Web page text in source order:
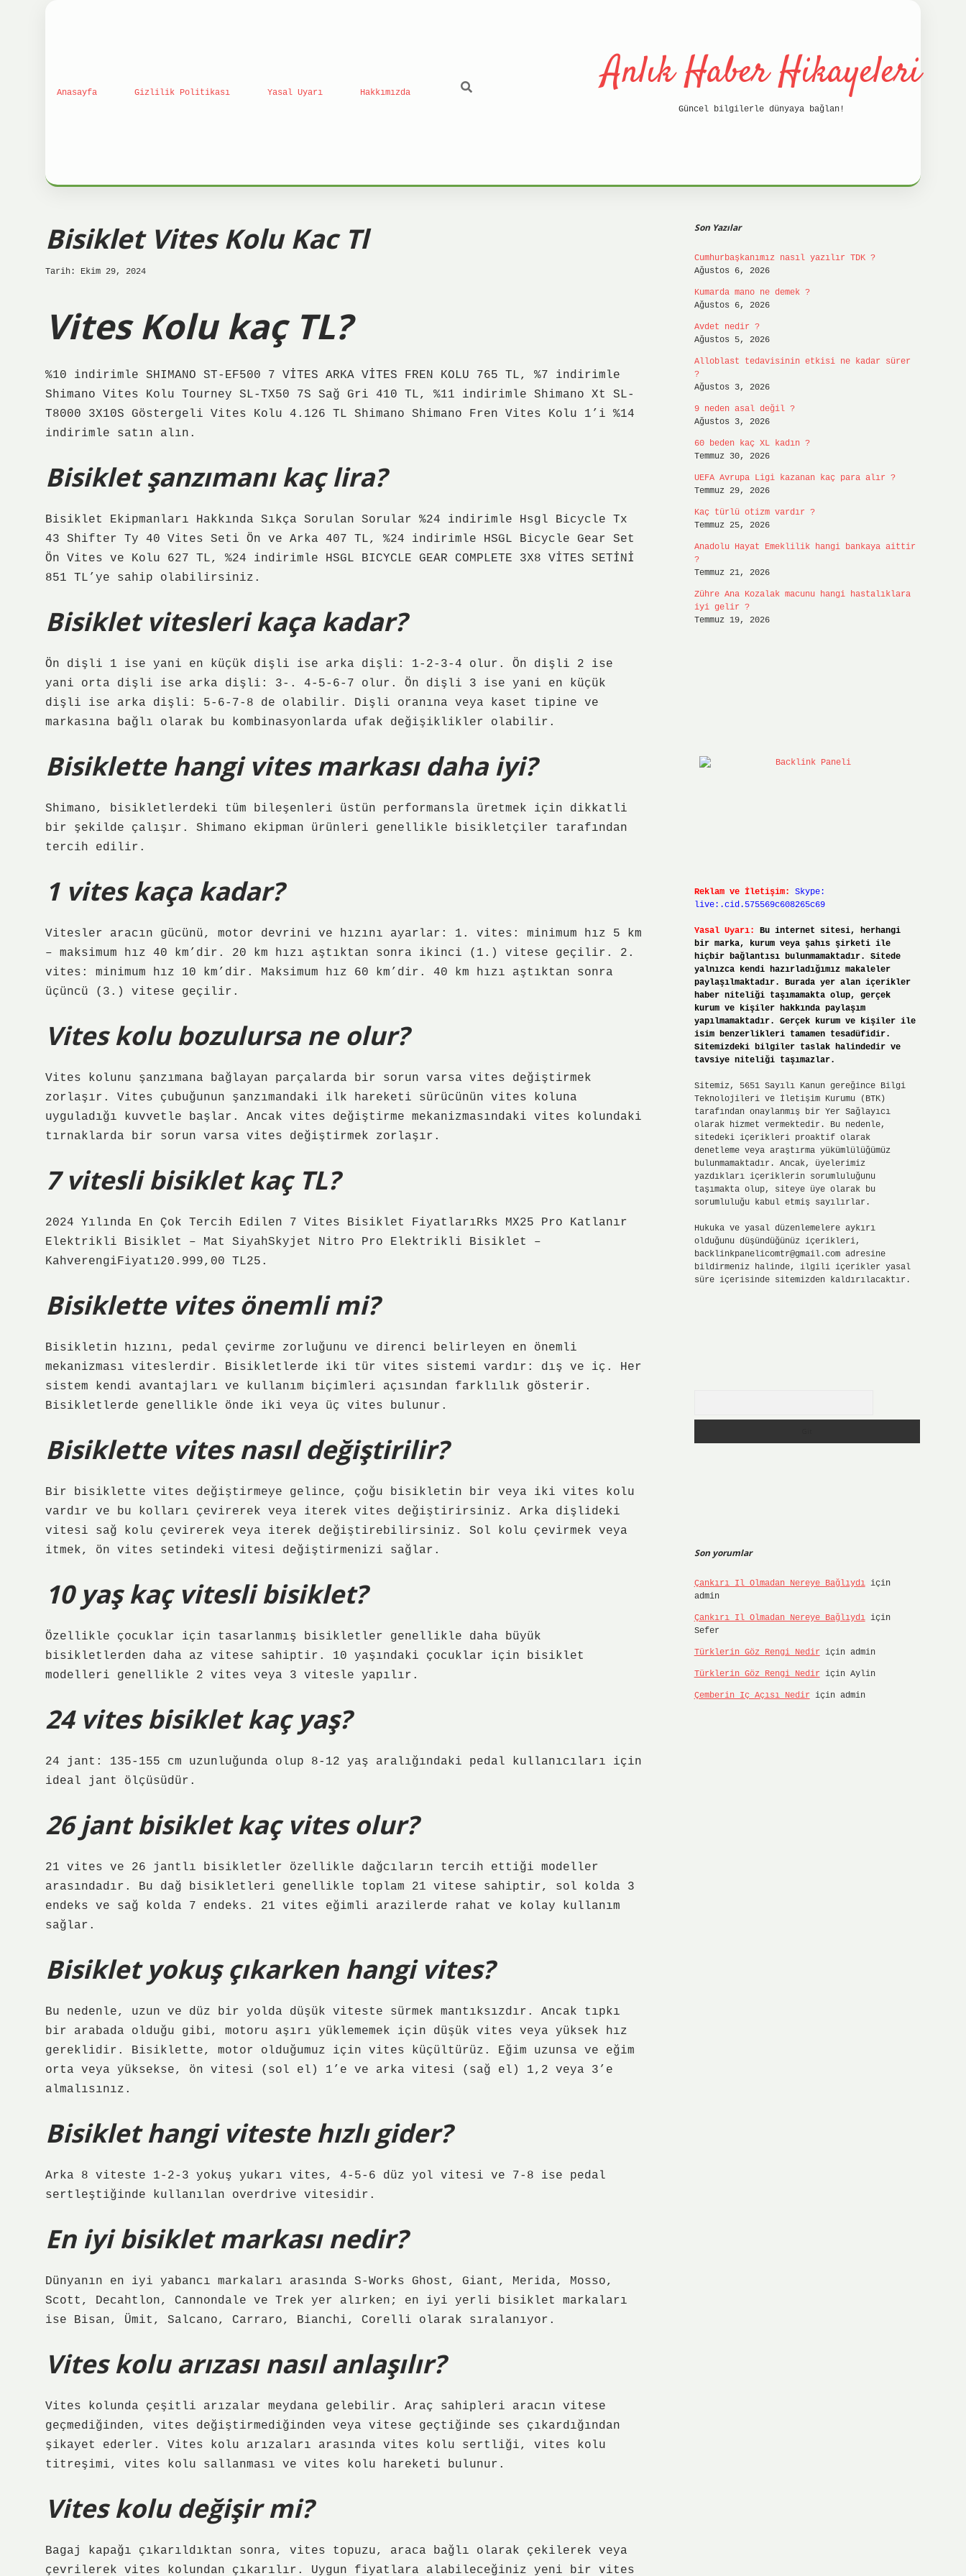
Anasayfa Gizlilik Politikası Yasal Uyarı Hakkımızda Anlık Haber Hikayeleri
Güncel bilgilerle dünyaya bağlan!
Bisiklet Vites Kolu Kac Tl
Tarih: Ekim 29, 2024
Vites Kolu kaç TL?
%10 indirimle SHIMANO ST-EF500 7 VİTES ARKA VİTES FREN KOLU 765 TL, %7 indirimle
Shimano Vites Kolu Tourney SL-TX50 7S Sağ Gri 410 TL, %11 indirimle Shimano Xt SL-
T8000 3X10S Göstergeli Vites Kolu 4.126 TL Shimano Shimano Fren Vites Kolu 1’i %14
indirimle satın alın.
Bisiklet şanzımanı kaç lira?
Bisiklet Ekipmanları Hakkında Sıkça Sorulan Sorular %24 indirimle Hsgl Bicycle Tx
43 Shifter Ty 40 Vites Seti Ön ve Arka 407 TL, %24 indirimle HSGL Bicycle Gear Set
Ön Vites ve Kolu 627 TL, %24 indirimle HSGL BICYCLE GEAR COMPLETE 3X8 VİTES SETİNİ
851 TL’ye sahip olabilirsiniz.
Bisiklet vitesleri kaça kadar?
Ön dişli 1 ise yani en küçük dişli ise arka dişli: 1-2-3-4 olur. Ön dişli 2 ise
yani orta dişli ise arka dişli: 3-. 4-5-6-7 olur. Ön dişli 3 ise yani en küçük
dişli ise arka dişli: 5-6-7-8 de olabilir. Dişli oranına veya kaset tipine ve
markasına bağlı olarak bu kombinasyonlarda ufak değişiklikler olabilir.
Bisiklette hangi vites markası daha iyi?
Shimano, bisikletlerdeki tüm bileşenleri üstün performansla üretmek için dikkatli
bir şekilde çalışır. Shimano ekipman ürünleri genellikle bisikletçiler tarafından
tercih edilir.
1 vites kaça kadar?
Vitesler aracın gücünü, motor devrini ve hızını ayarlar: 1. vites: minimum hız 5 km
– maksimum hız 40 km’dir. 20 km hızı aştıktan sonra ikinci (1.) vitese geçilir. 2.
vites: minimum hız 10 km’dir. Maksimum hız 60 km’dir. 40 km hızı aştıktan sonra
üçüncü (3.) vitese geçilir.
Vites kolu bozulursa ne olur?
Vites kolunu şanzımana bağlayan parçalarda bir sorun varsa vites değiştirmek
zorlaşır. Vites çubuğunun şanzımandaki ilk hareketi sürücünün vites koluna
uyguladığı kuvvetle başlar. Ancak vites değiştirme mekanizmasındaki vites kolundaki
tırnaklarda bir sorun varsa vites değiştirmek zorlaşır.
7 vitesli bisiklet kaç TL?
2024 Yılında En Çok Tercih Edilen 7 Vites Bisiklet FiyatlarıRks MX25 Pro Katlanır
Elektrikli Bisiklet – Mat SiyahSkyjet Nitro Pro Elektrikli Bisiklet –
KahverengiFiyatı20.999,00 TL25.
Bisiklette vites önemli mi?
Bisikletin hızını, pedal çevirme zorluğunu ve direnci belirleyen en önemli
mekanizması viteslerdir. Bisikletlerde iki tür vites sistemi vardır: dış ve iç. Her
sistem kendi avantajları ve kullanım biçimleri açısından farklılık gösterir.
Bisikletlerde genellikle önde iki veya üç vites bulunur.
Bisiklette vites nasıl değiştirilir?
Bir bisiklette vites değiştirmeye gelince, çoğu bisikletin bir veya iki vites kolu
vardır ve bu kolları çevirerek veya iterek vites değiştirirsiniz. Arka dişlideki
vitesi sağ kolu çevirerek veya iterek değiştirebilirsiniz. Sol kolu çevirmek veya
itmek, ön vites setindeki vitesi değiştirmenizi sağlar.
10 yaş kaç vitesli bisiklet?
Özellikle çocuklar için tasarlanmış bisikletler genellikle daha büyük
bisikletlerden daha az vitese sahiptir. 10 yaşındaki çocuklar için bisiklet
modelleri genellikle 2 vites veya 3 vitesle yapılır.
24 vites bisiklet kaç yaş?
24 jant: 135-155 cm uzunluğunda olup 8-12 yaş aralığındaki pedal kullanıcıları için
ideal jant ölçüsüdür.
26 jant bisiklet kaç vites olur?
21 vites ve 26 jantlı bisikletler özellikle dağcıların tercih ettiği modeller
arasındadır. Bu dağ bisikletleri genellikle toplam 21 vitese sahiptir, sol kolda 3
endeks ve sağ kolda 7 endeks. 21 vites eğimli arazilerde rahat ve kolay kullanım
sağlar.
Bisiklet yokuş çıkarken hangi vites?
Bu nedenle, uzun ve düz bir yolda düşük viteste sürmek mantıksızdır. Ancak tıpkı
bir arabada olduğu gibi, motoru aşırı yüklememek için düşük vites veya yüksek hız
gereklidir. Bisiklette, motor olduğumuz için vites küçültürüz. Eğim uzunsa ve eğim
orta veya yüksekse, ön vitesi (sol el) 1’e ve arka vitesi (sağ el) 1,2 veya 3’e
almalısınız.
Bisiklet hangi viteste hızlı gider?
Arka 8 viteste 1-2-3 yokuş yukarı vites, 4-5-6 düz yol vitesi ve 7-8 ise pedal
sertleştiğinde kullanılan overdrive vitesidir.
En iyi bisiklet markası nedir?
Dünyanın en iyi yabancı markaları arasında S-Works Ghost, Giant, Merida, Mosso,
Scott, Decahtlon, Cannondale ve Trek yer alırken; en iyi yerli bisiklet markaları
ise Bisan, Ümit, Salcano, Carraro, Bianchi, Corelli olarak sıralanıyor.
Vites kolu arızası nasıl anlaşılır?
Vites kolunda çeşitli arızalar meydana gelebilir. Araç sahipleri aracın vitese
geçmediğinden, vites değiştirmediğinden veya vitese geçtiğinde ses çıkardığından
şikayet ederler. Vites kolu arızaları arasında vites kolu sertliği, vites kolu
titreşimi, vites kolu sallanması ve vites kolu hareketi bulunur.
Vites kolu değişir mi?
Bagaj kapağı çıkarıldıktan sonra, vites topuzu, araca bağlı olarak çekilerek veya
çevrilerek vites kolundan çıkarılır. Uygun fiyatlara alabileceğiniz yeni bir vites
Son Yazılar
Cumhurbaşkanımız nasıl yazılır TDK ?
Ağustos 6, 2026
Kumarda mano ne demek ?
Ağustos 6, 2026
Avdet nedir ?
Ağustos 5, 2026
Alloblast tedavisinin etkisi ne kadar sürer
?
Ağustos 3, 2026
9 neden asal değil ?
Ağustos 3, 2026
60 beden kaç XL kadın ?
Temmuz 30, 2026
UEFA Avrupa Ligi kazanan kaç para alır ?
Temmuz 29, 2026
Kaç türlü otizm vardır ?
Temmuz 25, 2026
Anadolu Hayat Emeklilik hangi bankaya aittir
?
Temmuz 21, 2026
Zühre Ana Kozalak macunu hangi hastalıklara
iyi gelir ?
Temmuz 19, 2026
Reklam ve İletişim:
Skype:
live:.cid.575569c608265c69
Yasal Uyarı:
Bu internet sitesi, herhangi
bir marka, kurum veya şahıs şirketi ile
hiçbir bağlantısı bulunmamaktadır. Sitede
yalnızca kendi hazırladığımız makaleler
paylaşılmaktadır. Burada yer alan içerikler
haber niteliği taşımamakta olup, gerçek
kurum ve kişiler hakkında paylaşım
yapılmamaktadır. Gerçek kurum ve kişiler ile
isim benzerlikleri tamamen tesadüfidir.
Sitemizdeki bilgiler taslak halindedir ve
tavsiye niteliği taşımazlar.
Sitemiz, 5651 Sayılı Kanun gereğince Bilgi
Teknolojileri ve İletişim Kurumu (BTK)
tarafından onaylanmış bir Yer Sağlayıcı
olarak hizmet vermektedir. Bu nedenle,
sitedeki içerikleri proaktif olarak
denetleme veya araştırma yükümlülüğümüz
bulunmamaktadır. Ancak, üyelerimiz
yazdıkları içeriklerin sorumluluğunu
taşımakta olup, siteye üye olarak bu
sorumluluğu kabul etmiş sayılırlar.
Hukuka ve yasal düzenlemelere aykırı
olduğunu düşündüğünüz içerikleri,
backlinkpanelicomtr@gmail.comadresine
bildirmeniz halinde, ilgili içerikler yasal
süre içerisinde sitemizden kaldırılacaktır.
Son yorumlar
Çankırı Il Olmadan Nereye Bağlıydıiçin
admin
Çankırı Il Olmadan Nereye Bağlıydıiçin
Sefer
Türklerin Göz Rengi Nedir için admin
Türklerin Göz Rengi Nedir için Aylin
Çemberin Iç Açısı Nedir için admin